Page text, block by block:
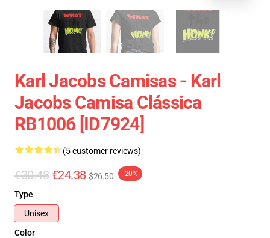
Karl Jacobs Camisas - Karl
Jacobs Camisa Clássica
RB1006 [ID7924]
(5 customer reviews)
€30.48 €24.38 $26.50 -20%
Type
Unisex
Color